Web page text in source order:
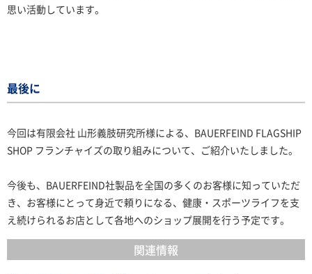
思い活動しています。
最後に
今回は有限会社 山形義肢研究所様による、BAUERFEIND FLAGSHIP
SHOP フランチャイズの取り組みについて、ご紹介いたしました。
今後も、BAUERFEIND社製品を全国の多くのお客様に知っていただ
き、お客様にとって身近で頼りになる、健康・スポーツライフを支
え続けられるお店として各地へのショップ展開を行う予定です。
関連情報